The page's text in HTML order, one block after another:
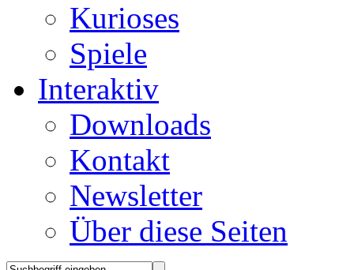
Kurioses
Spiele
Interaktiv
Downloads
Kontakt
Newsletter
Über diese Seiten